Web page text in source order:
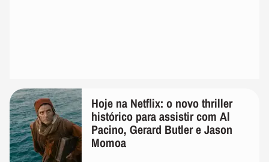
Hoje na Netflix: o novo thriller
histórico para assistir com Al
Pacino, Gerard Butler e Jason
Momoa